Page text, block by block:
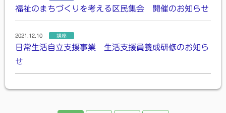
福祉のまちづくりを考える区民集会 開催のお知らせ
2021.12.10 講座
日常生活自立支援事業 生活支援員養成研修のお知ら
せ